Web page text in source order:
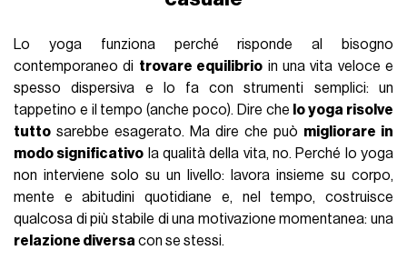
Lo yoga funziona perché risponde al bisogno
contemporaneo di trovare equilibrio in una vita veloce e
spesso dispersiva e lo fa con strumenti semplici: un
tappetino e il tempo (anche poco). Dire che lo yoga risolve
tutto sarebbe esagerato. Ma dire che può migliorare in
modo significativo la qualità della vita, no. Perché lo yoga
non interviene solo su un livello: lavora insieme su corpo,
mente e abitudini quotidiane e, nel tempo, costruisce
qualcosa di più stabile di una motivazione momentanea: una
relazione diversa con se stessi.